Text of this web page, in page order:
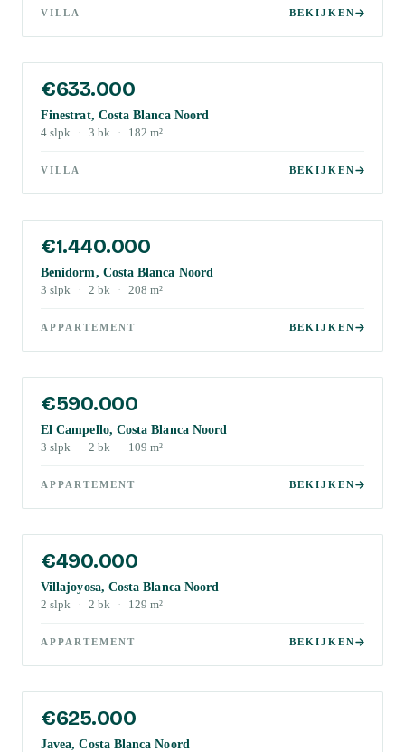
VILLA BEKIJKEN
€633.000
Finestrat, Costa Blanca Noord
4 slpk · 3 bk · 182 m²
VILLA BEKIJKEN
€1.440.000
Benidorm, Costa Blanca Noord
3 slpk · 2 bk · 208 m²
APPARTEMENT BEKIJKEN
€590.000
El Campello, Costa Blanca Noord
3 slpk · 2 bk · 109 m²
APPARTEMENT BEKIJKEN
€490.000
Villajoyosa, Costa Blanca Noord
2 slpk · 2 bk · 129 m²
APPARTEMENT BEKIJKEN
€625.000
Javea, Costa Blanca Noord